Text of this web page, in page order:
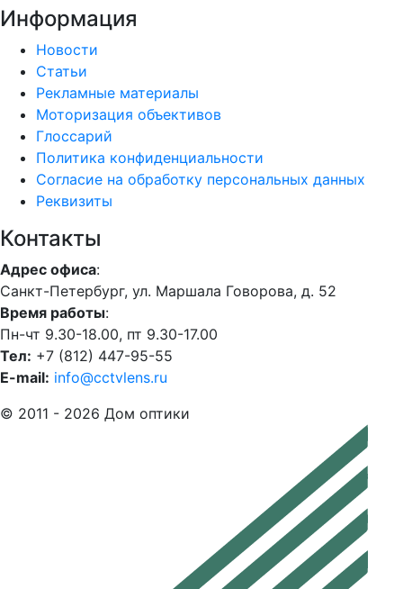
Информация
Новости
Статьи
Рекламные материалы
Моторизация объективов
Глоссарий
Политика конфиденциальности
Согласие на обработку персональных данных
Реквизиты
Контакты
Адрес офиса:
Санкт-Петербург, ул. Маршала Говорова, д. 52
Время работы:
Пн-чт 9.30-18.00, пт 9.30-17.00
Тел: +7 (812) 447-95-55
E-mail: info@cctvlens.ru
© 2011 - 2026 Дом оптики